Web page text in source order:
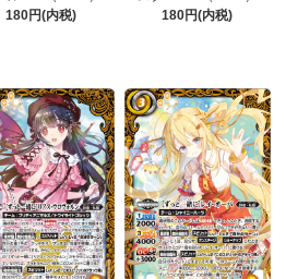
180円(内税)
180円(内税)